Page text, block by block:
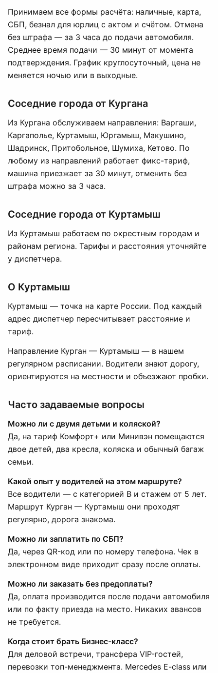
Принимаем все формы расчёта: наличные, карта,
СБП, безнал для юрлиц с актом и счётом. Отмена
без штрафа — за 3 часа до подачи автомобиля.
Среднее время подачи — 30 минут от момента
подтверждения. График круглосуточный, цена не
меняется ночью или в выходные.
Соседние города от Кургана
Из Кургана обслуживаем направления: Варгаши,
Каргаполье, Куртамыш, Юргамыш, Макушино,
Шадринск, Притобольное, Шумиха, Кетово. По
любому из направлений работает фикс-тариф,
машина приезжает за 30 минут, отменить без
штрафа можно за 3 часа.
Соседние города от Куртамыш
Из Куртамыш работаем по окрестным городам и
районам региона. Тарифы и расстояния уточняйте
у диспетчера.
О Куртамыш
Куртамыш — точка на карте России. Под каждый
адрес диспетчер пересчитывает расстояние и
тариф.
Направление Курган — Куртамыш — в нашем
регулярном расписании. Водители знают дорогу,
ориентируются на местности и объезжают пробки.
Часто задаваемые вопросы
Можно ли с двумя детьми и коляской?
Да, на тариф Комфорт+ или Минивэн помещаются
двое детей, два кресла, коляска и обычный багаж
семьи.
Какой опыт у водителей на этом маршруте?
Все водители — с категорией B и стажем от 5 лет.
Маршрут Курган — Куртамыш они проходят
регулярно, дорога знакома.
Можно ли заплатить по СБП?
Да, через QR-код или по номеру телефона. Чек в
электронном виде приходит сразу после оплаты.
Можно ли заказать без предоплаты?
Да, оплата производится после подачи автомобиля
или по факту приезда на место. Никаких авансов
не требуется.
Когда стоит брать Бизнес-класс?
Для деловой встречи, трансфера VIP-гостей,
перевозки топ-менеджмента. Mercedes E-class или